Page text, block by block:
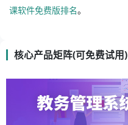
课软件免费版排名。
核心产品矩阵(可免费试用)